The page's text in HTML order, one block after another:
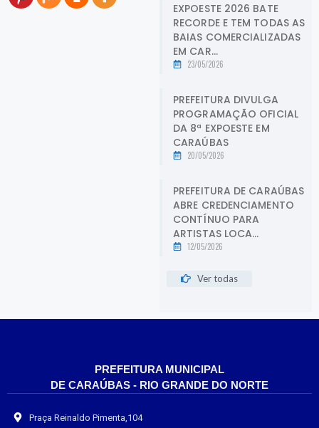
EXPOESTE 2026 BATE
RECORDE E TEM TODAS AS
BAIAS COMERCIALIZADAS
EM CAR...
23/05/2026
PREFEITURA DIVULGA
PROGRAMAÇÃO OFICIAL
DA 8ª EXPOESTE EM
CARAÚBAS
20/05/2026
PREFEITURA DE CARAÚBAS
ABRE CREDENCIAMENTO
CONTÍNUO PARA
ARTISTAS LOCA...
12/05/2026
Ver todas
PREFEITURA MUNICIPAL
DE CARAÚBAS - RIO GRANDE DO NORTE
Praça Reinaldo Pimenta,104